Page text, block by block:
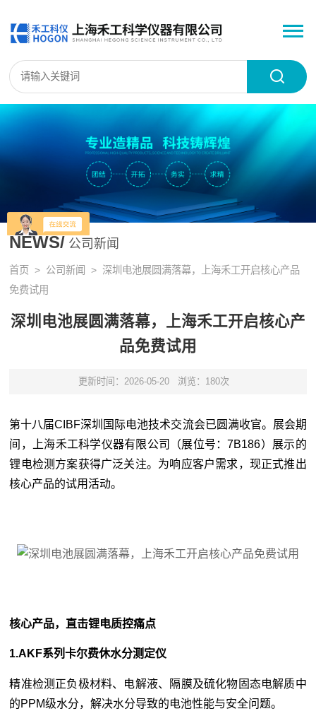
NEWS/ 公司新闻
首页 > 公司新闻
> 深圳电池展圆满落幕，上海禾工开启核心产品
免费试用
深圳电池展圆满落幕，上海禾工开启核心产
品免费试用
更新时间：2026-05-20 浏览：180次
第十八届CIBF深圳国际电池技术交流会已圆满收官。展会期
间，上海禾工科学仪器有限公司（展位号：7B186）展示的
锂电检测方案获得广泛关注。为响应客户需求，现正式推出
核心产品的试用活动。
核心产品，直击锂电质控痛点
1.AKF系列卡尔费休水分测定仪
精准检测正负极材料、电解液、隔膜及硫化物固态电解质中
的PPM级水分，解决水分导致的电池性能与安全问题。